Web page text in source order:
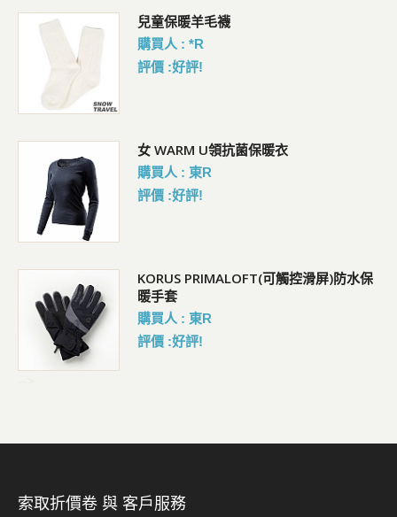
兒童保暖羊毛襪
購買人 : *R
評價 :好評!
女 WARM U領抗菌保暖衣
購買人 : 東R
評價 :好評!
KORUS PRIMALOFT(可觸控滑屏)防水保
暖手套
購買人 : 東R
評價 :好評!
索取折價卷 與 客戶服務